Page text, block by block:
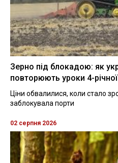
Зерно під блокадою: як
повторюють уроки 4-
Ціни обвалилися, коли стало
заблокувала порти
02 серпня 2026